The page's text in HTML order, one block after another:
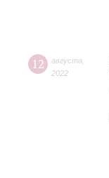
12 августа
2022